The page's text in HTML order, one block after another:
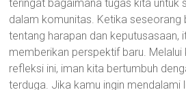
teringat bagaimana tugas kita untuk
dalam komunitas. Ketika seseorang
tentang harapan dan keputusasaan,
memberikan perspektif baru.
refleksi ini, iman kita bertumbuh
terduga. Jika kamu ingin mendalami